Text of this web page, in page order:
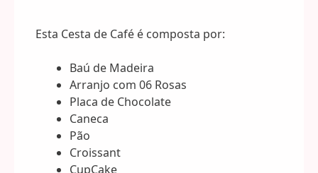
Esta Cesta de Café é composta por:
Baú de Madeira
Arranjo com 06 Rosas
Placa de Chocolate
Caneca
Pão
Croissant
CupCake